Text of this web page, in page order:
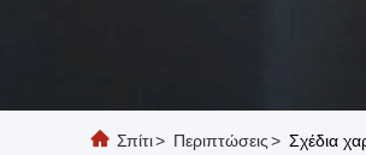
Σπίτι> Περιπτώσεις> Σχέδια